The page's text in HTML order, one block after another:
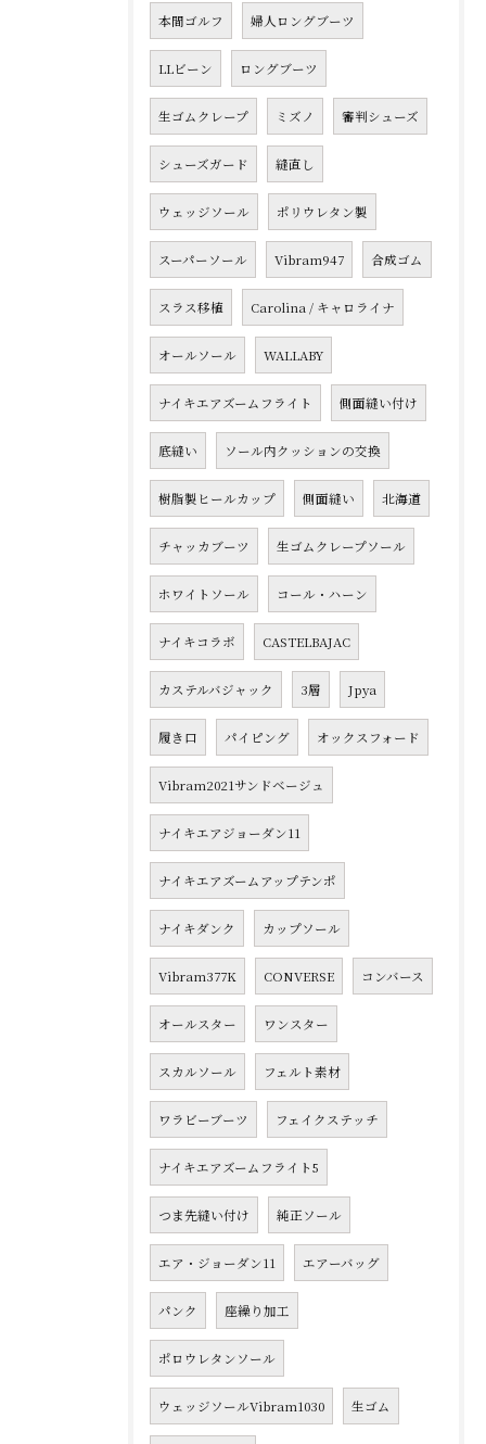
本間ゴルフ 婦人ロングブーツ
LLビーン ロングブーツ
生ゴムクレープ ミズノ 審判シューズ
シューズガード 縫直し
ウェッジソール ポリウレタン製
スーパーソール Vibram947 合成ゴム
スラス移植 Carolina / キャロライナ
オールソール WALLABY
ナイキエアズームフライト 側面縫い付け
底縫い ソール内クッションの交換
樹脂製ヒールカップ 側面縫い 北海道
チャッカブーツ 生ゴムクレープソール
ホワイトソール コール・ハーン
ナイキコラボ CASTELBAJAC
カステルバジャック 3層 Jpya
履き口 パイピング オックスフォード
Vibram2021サンドベージュ
ナイキエアジョーダン11
ナイキエアズームアップテンポ
ナイキダンク カップソール
Vibram377K CONVERSE コンバース
オールスター ワンスター
スカルソール フェルト素材
ワラビーブーツ フェイクステッチ
ナイキエアズームフライト5
つま先縫い付け 純正ソール
エア・ジョーダン11 エアーバッグ
パンク 座繰り加工
ポロウレタンソール
ウェッジソールVibram1030 生ゴム